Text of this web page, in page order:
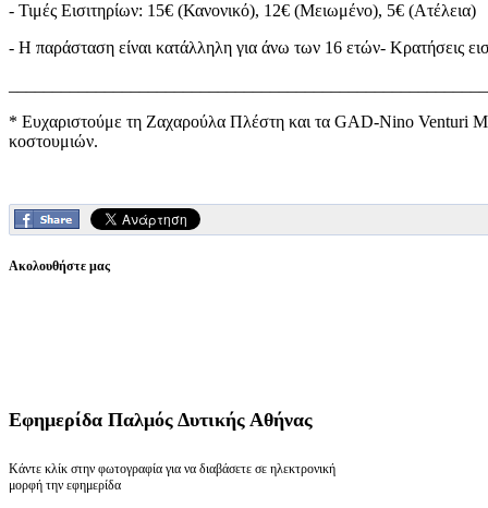
- Τιμές Εισιτηρίων: 15€ (Κανονικό), 12€ (Μειωμένο), 5€ (Ατέλεια)
- Η παράσταση είναι κατάλληλη για άνω των 16 ετών- Κρατήσεις
* Ευχαριστούμε τη Ζαχαρούλα Πλέστη και τα GAD-Nino Venturi
κοστουμιών.
Ακολουθήστε μας
Εφημερίδα Παλμός Δυτικής Αθήνας
Κάντε κλίκ στην φωτογραφία για να διαβάσετε σε ηλεκτρονική
μορφή την εφημερίδα